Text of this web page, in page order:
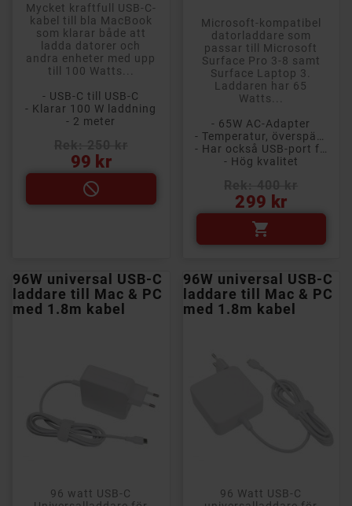
Mycket kraftfull USB-C-
kabel till bla MacBook
som klarar både att
ladda datorer och
andra enheter med upp
till 100 Watts...
- USB-C till USB-C
- Klarar 100 W laddning
- 2 meter
99 kr

Microsoft-kompatibel
datorladdare som
passar till Microsoft
Surface Pro 3-8 samt
Surface Laptop 3.
Laddaren har 65
Watts...
- 65W AC-Adapter
- Hög kvalitet
299 kr

96W universal USB-C
laddare till Mac & PC
med 1.8m kabel
96 watt USB-C
96W universal USB-C
laddare till Mac & PC
med 1.8m kabel
96 Watt USB-C